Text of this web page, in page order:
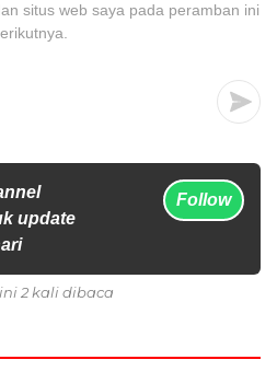
situs web saya pada peramban ini
update
Follow
2 kali dibaca